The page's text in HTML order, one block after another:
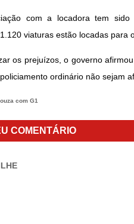
com a locadora tem sido
viaturas estão locadas para
os prejuízos, o governo
ordinário não sejam
com G1
COMENTÁRIO